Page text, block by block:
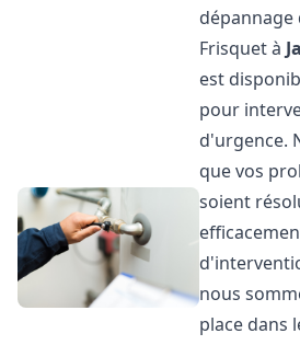
dépannage
Frisquet à
est
pour
d'urgence.
que vos
soient
nous
place dans